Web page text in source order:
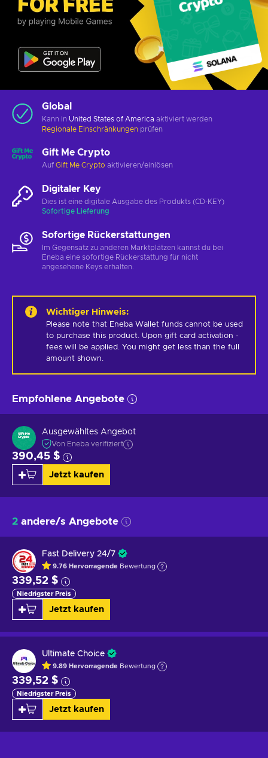
Global
Kann in United States of America aktiviert werden
Regionale Einschränkungen prüfen
Gift Me Crypto
Auf Gift Me Crypto aktivieren/einlösen
Digitaler Key
Dies ist eine digitale Ausgabe des Produkts (CD-KEY)
Sofortige Lieferung
Sofortige Rückerstattungen
Im Gegensatz zu anderen Marktplätzen kannst du bei
Eneba eine sofortige Rückerstattung für nicht
angesehene Keys erhalten.
Wichtiger Hinweis:
Please note that Eneba Wallet funds cannot be used
to purchase this product. Upon gift card activation -
fees will be applied. You might get less than the full
amount shown.
Empfohlene Angebote
Ausgewähltes Angebot
Von Eneba verifiziert
390,45 $
Jetzt kaufen
2 andere/s Angebote
Fast Delivery 24/7
9.76 Hervorragende Bewertung
339,52 $
Niedrigster Preis
Jetzt kaufen
Ultimate Choice
9.89 Hervorragende Bewertung
339,52 $
Niedrigster Preis
Jetzt kaufen